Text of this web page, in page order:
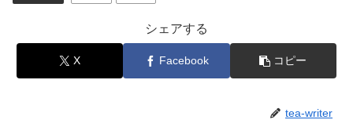
シェアする
X Facebook コピー
tea-writer